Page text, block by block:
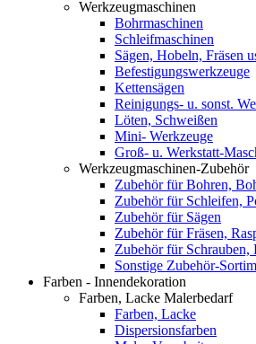
Werkzeugmaschinen
Bohrmaschinen
Schleifmaschinen
Sägen, Hobeln, Fräsen
Befestigungswerkzeuge
Kettensägen
Reinigungs- u. sonst.
Löten, Schweißen
Mini- Werkzeuge
Groß- u. Werkstatt-
Werkzeugmaschinen-Zubehör
Zubehör für Bohren,
Zubehör für Schleifen,
Zubehör für Sägen
Zubehör für Fräsen,
Zubehör für Schrauben,
Sonstige Zubehör-
Farben - Innendekoration
Farben, Lacke Malerbedarf
Farben, Lacke
Dispersionsfarben